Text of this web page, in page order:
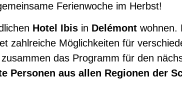
Ferienwoche im Herbst!
Hotel Ibis in Delémont wohnen.
zahlreiche Möglichkeiten für
das Programm für den
Personen aus allen Regionen der